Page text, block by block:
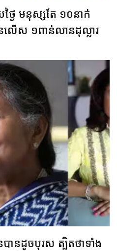
ៃ មនុស្សតែ ១០នាក់
ើស ១ពាន់លានដុល្លារ
នបានដូចបុរស ត្បិតថាទាំង